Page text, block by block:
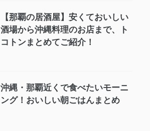
【那覇の居酒屋】安くておいしい
酒場から沖縄料理のお店まで、ト
コトンまとめてご紹介！
沖縄・那覇近くで食べたいモーニ
ング！おいしい朝ごはんまとめ